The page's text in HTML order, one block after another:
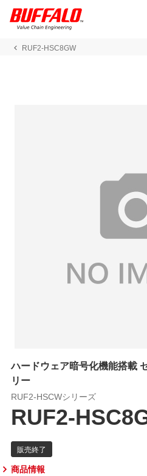
RUF2-HSC8GW
ハードウェア暗号化機能搭載
リー
RUF2-HSCWシリーズ
RUF2-
商品情報